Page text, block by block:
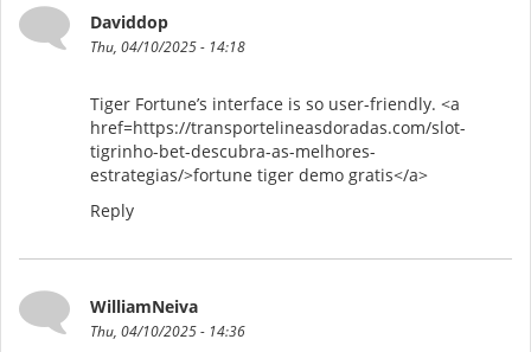
Daviddop
Thu, 04/10/2025 - 14:18
Tiger Fortune’s interface is so user-friendly. <a
href=https://transportelineasdoradas.com/slot-
tigrinho-bet-descubra-as-melhores-
estrategias/>fortune tiger demo gratis</a>
Reply
WilliamNeiva
Thu, 04/10/2025 - 14:36